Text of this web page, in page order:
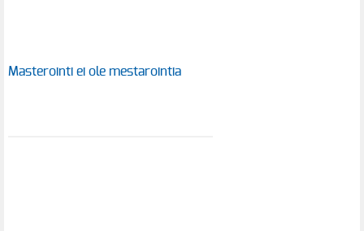
Masterointi ei ole mestarointia